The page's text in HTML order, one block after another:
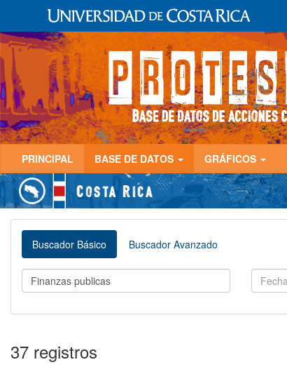
PRINCIPAL BASE DE DATOS GRÁFICOS
Buscador Básico Buscador Avanzado
37 registros